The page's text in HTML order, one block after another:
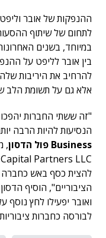
ההנפקות של אובר
לתחום של שיתוף
במיוחד, בשנים
בין אובר לליפט על
להרחיב את היריבות
אלא גם על תשומת הלב
"זה ששתי החברות יהפכו
הנסיעות להיות הרבה
Business פול הדסון,
להצית כסף באש כחברה
הציבוריים", הוסיף
ואובר יפעילו לחץ
לבורסה כחברות